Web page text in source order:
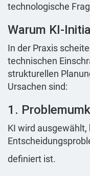
technologische
Warum KI-
In der Praxis
technischen
strukturellen
Ursachen sind:
1.
KI wird
definiert ist.